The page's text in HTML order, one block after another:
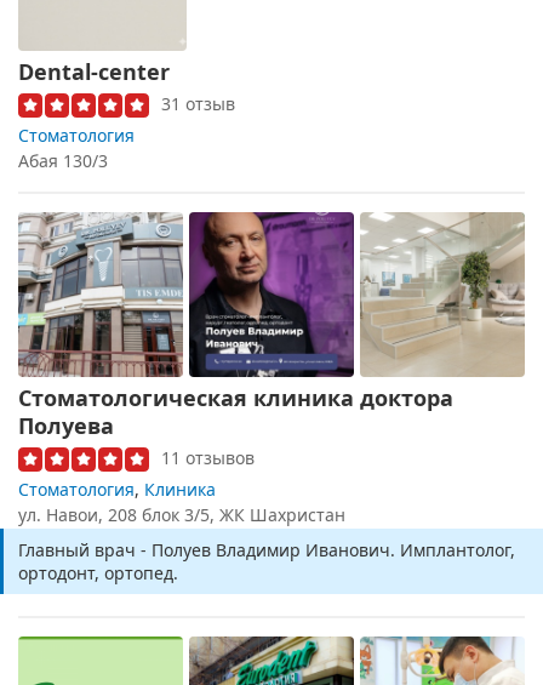
Dental-center
31 отзыв
Стоматология
Абая 130/3
Стоматологическая клиника доктора
Полуева
11 отзывов
Стоматология, Клиника
ул. Навои, 208 блок 3/5, ЖК Шахристан
Главный врач - Полуев Владимир Иванович. Имплантолог,
ортодонт, ортопед.